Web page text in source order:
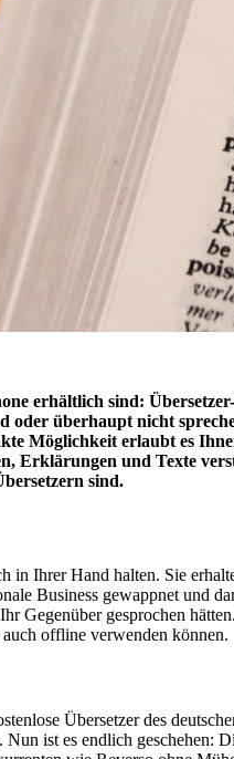
erhältlich sind:
oder überhaupt nicht
Möglichkeit erlaubt es
Erklärungen und Texte
sind.
in Ihrer Hand halten. Sie
Business gewappnet und
Gegenüber gesprochen
offline verwenden können.
Übersetzer des
ist es endlich